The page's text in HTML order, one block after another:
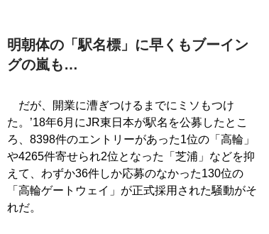
明朝体の「駅名標」に早くもブーイン
グの嵐も…
だが、開業に漕ぎつけるまでにミソもつけ
た。’18年6月にJR東日本が駅名を公募したとこ
ろ、8398件のエントリーがあった1位の「高輪」
や4265件寄せられ2位となった「芝浦」などを抑
えて、わずか36件しか応募のなかった130位の
「高輪ゲートウェイ」が正式採用された騒動がそ
れだ。